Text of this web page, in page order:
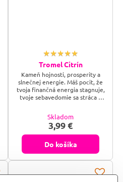
Tromel Citrín
Kameň hojnosti, prosperity a
slnečnej energie. Máš pocit, že
tvoja finančná energia stagnuje,
tvoje sebavedomie sa stráca v
do tvojho života vnesie teplo,
optimizmus a otvorí ti brány k
nekonečnému materiálnemu i
duchovnému bohatstvu? Citrín je
tvojím osobným slnečným lúčom
Skladom
3,99 €
Do košíka